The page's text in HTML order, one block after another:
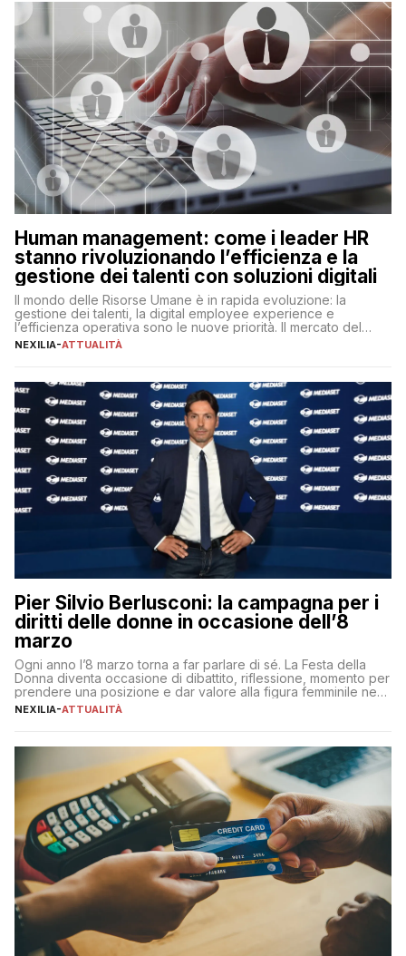
Human management: come i leader HR
stanno rivoluzionando l’efficienza e la
gestione dei talenti con soluzioni digitali
Il mondo delle Risorse Umane è in rapida evoluzione: la
gestione dei talenti, la digital employee experience e
l’efficienza operativa sono le nuove priorità. Il mercato del
lavoro, d’altra parte, è sempre più competitivo con una lotta
NEXILIA-ATTUALITÀ
Pier Silvio Berlusconi: la campagna per i
diritti delle donne in occasione dell’8
marzo
Ogni anno l’8 marzo torna a far parlare di sé. La Festa della
Donna diventa occasione di dibattito, riflessione, momento per
prendere una posizione e dar valore alla figura femminile nella
sua complessità e crucialità. A lanciare un messaggio “forte e
NEXILIA-ATTUALITÀ